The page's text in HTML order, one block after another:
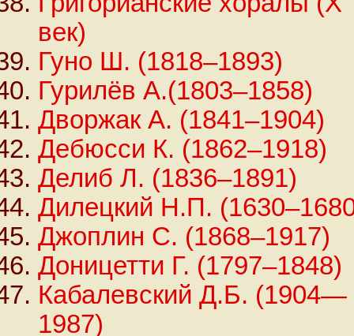
век)
Гуно Ш. (1818–1893)
Гурилёв А.(1803–1858)
Дворжак А. (1841–1904)
Дебюсси К. (1862–1918)
Делиб Л. (1836–1891)
Дилецкий Н.П.
Джоплин С. (1868–1917)
Доницетти Г. (1797–1848)
Кабалевский Д.Б. (1904—
1987)